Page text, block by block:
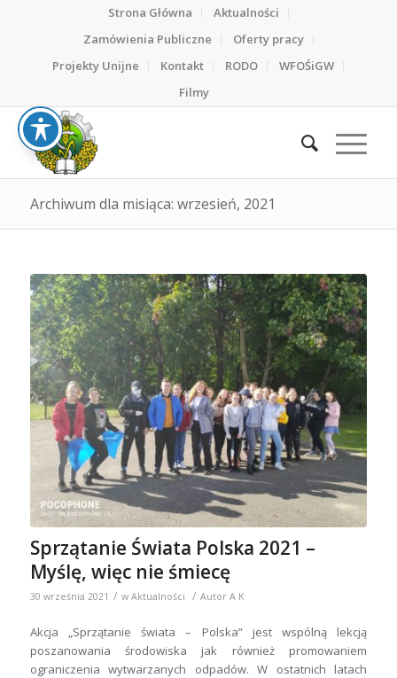
Strona Główna
Aktualności
Zamówienia Publiczne
Oferty pracy
Projekty Unijne
Kontakt RODO
WFOŚiGW
Filmy
Archiwum dla misiąca: wrzesień, 2021
Sprzątanie Świata Polska 2021 –
Myślę, więc nie śmiecę
30 września 2021 / w Aktualności / Autor A K
Akcja „Sprzątanie świata – Polska” jest wspólną lekcją
poszanowania środowiska jak również promowaniem
ograniczenia wytwarzanych odpadów. W ostatnich latach